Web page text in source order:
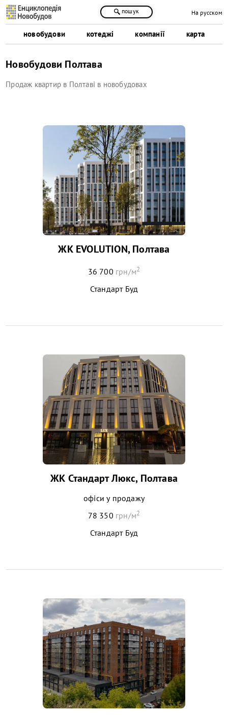
новобудови котеджі компанії карта
пошук На русском
Новобудови Полтава
Продаж квартир в Полтаві в новобудовах
ЖК EVOLUTION, Полтава
36 700 грн/м2
Стандарт Буд
ЖК Стандарт Люкс, Полтава
офіси у продажу
78 350 грн/м2
Стандарт Буд